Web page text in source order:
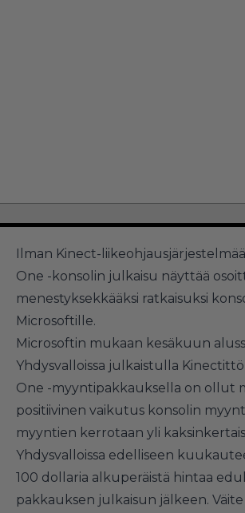
Ilman Kinect-
One -konsolin julkaisu näyttää
menestyksekkääksi ratkaisuksi
Microsoftille.
Microsoftin mukaan kesäkuun
Yhdysvalloissa julkaistulla
One -myyntipakkauksella on ollut
positiivinen vaikutus konsolin
myyntien kerrotaan yli
Yhdysvalloissa edelliseen
100 dollaria alkuperäistä hintaa
pakkauksen julkaisun jälkeen.